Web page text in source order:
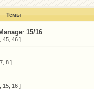
Темы
15/16
45 46 ]
7 8 ]
15 16 ]